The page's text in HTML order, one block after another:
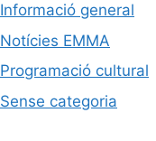
Informació general
Notícies EMMA
Programació cultural
Sense categoria